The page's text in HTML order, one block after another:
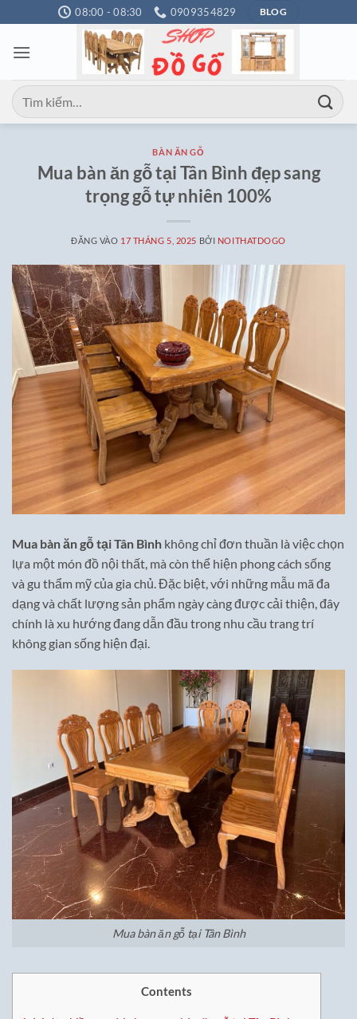
qua
nội
08:00 - 08:30 0909354829 BLOG
Tìm
kiếm:
BÀN ĂN GỖ
Mua bàn ăn gỗ tại Tân Bình đẹp sang
trọng gỗ tự nhiên 100%
ĐĂNG VÀO 17 THÁNG 5, 2025 BỞI NOITHATDOGO
Mua bàn ăn gỗ tại Tân Bình không chỉ đơn thuần là việc chọn
lựa một món đồ nội thất, mà còn thể hiện phong cách sống
và gu thẩm mỹ của gia chủ. Đặc biệt, với những mẫu mã đa
dạng và chất lượng sản phẩm ngày càng được cải thiện, đây
chính là xu hướng đang dẫn đầu trong nhu cầu trang trí
không gian sống hiện đại.
Mua bàn ăn gỗ tại Tân Bình
Contents